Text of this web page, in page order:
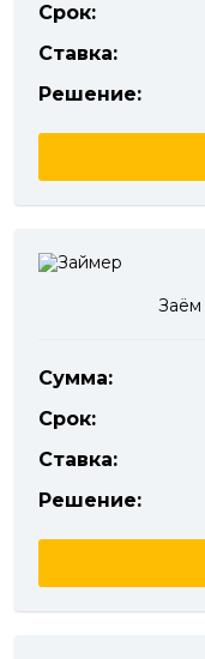
Срок:
Ставка:
Решение:
Заём
Сумма:
Срок:
Ставка:
Решение: